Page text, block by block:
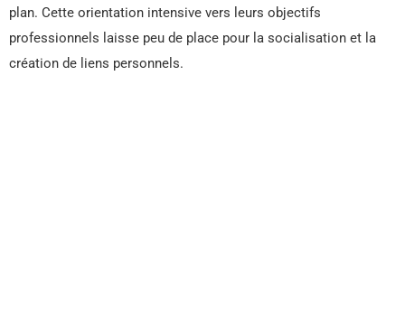
plan. Cette orientation intensive vers leurs objectifs
professionnels laisse peu de place pour la socialisation et la
création de liens personnels.